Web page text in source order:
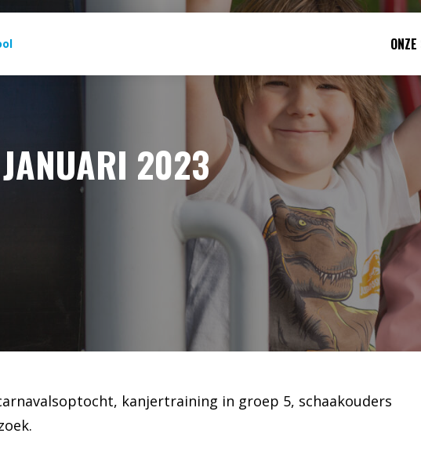
2023
kanjertraining in groep 5, schaakouders